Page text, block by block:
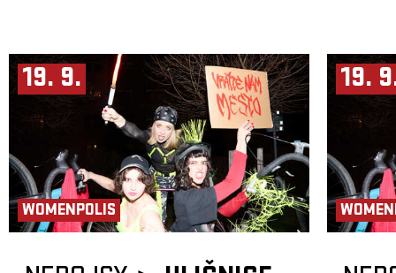
19. 9.
WOMENPOLIS
19.